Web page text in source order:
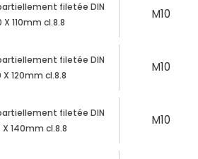
filetée DIN
X 110mm cl.8.8
M10
filetée DIN
X 120mm cl.8.8
M10
filetée DIN
X 140mm cl.8.8
M10